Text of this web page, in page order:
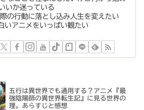
いか迷っている
の行動に落とし込み人生を変えたい
いアニメをいっぱい観たい
五行は異世界でも通用する？アニメ『最
強陰陽師の異世界転生記』に見る世界の
理。あらすじと感想